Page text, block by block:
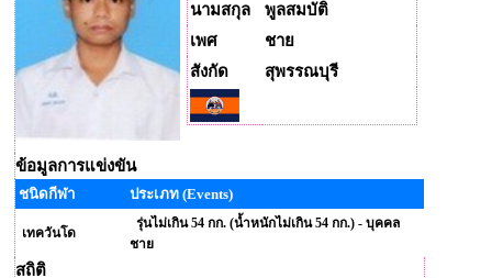
นามสกุล
พูลสมบัติ
เพศ
ชาย
สังกัด
สุพรรณบุรี
ข้อมูลการแข่งขัน
ชนิดกีฬา ประเภท (Events)
เทควันโด
รุ่นไม่เกิน 54 กก. (น้ำหนักไม่เกิน 54 กก.) - บุคคล
ชาย
สถิติ